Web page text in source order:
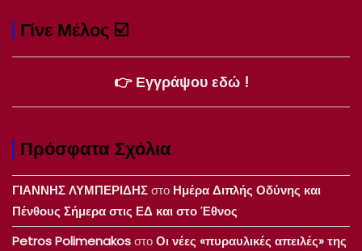
Γίνε Μέλος ☑️
👉 Εγγράψου εδώ !
Πρόσφατα Σχόλια
ΓΙΑΝΝΗΣ ΛΥΜΠΕΡΙΔΗΣστο Ημέρα Διπλής Οδύνης και
Πένθους Σήμερα στις ΕΔ και στο Έθνος
Petros PolimenakosστοΟι νέες «πυραυλικές απειλές» της